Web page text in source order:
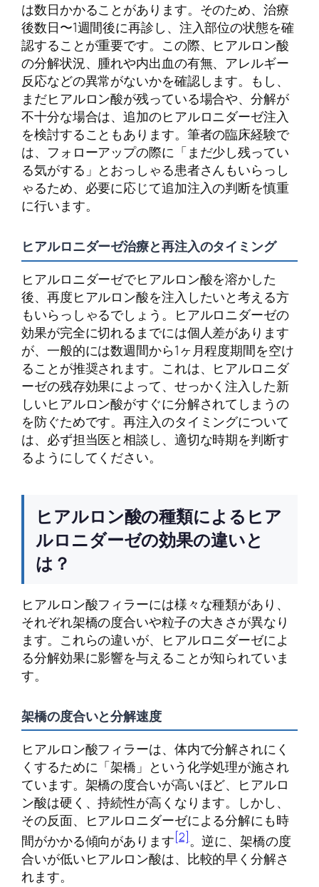
は数日かかることがあります。そのため、治療
後数日〜1週間後に再診し、注入部位の状態を確
認することが重要です。この際、ヒアルロン酸
の分解状況、腫れや内出血の有無、アレルギー
反応などの異常がないかを確認します。もし、
まだヒアルロン酸が残っている場合や、分解が
不十分な場合は、追加のヒアルロニダーゼ注入
を検討することもあります。筆者の臨床経験で
は、フォローアップの際に「まだ少し残ってい
る気がする」とおっしゃる患者さんもいらっし
ゃるため、必要に応じて追加注入の判断を慎重
に行います。
ヒアルロニダーゼ治療と再注入のタイミング
ヒアルロニダーゼでヒアルロン酸を溶かした
後、再度ヒアルロン酸を注入したいと考える方
もいらっしゃるでしょう。ヒアルロニダーゼの
効果が完全に切れるまでには個人差があります
が、一般的には数週間から1ヶ月程度期間を空け
ることが推奨されます。これは、ヒアルロニダ
ーゼの残存効果によって、せっかく注入した新
しいヒアルロン酸がすぐに分解されてしまうの
を防ぐためです。再注入のタイミングについて
は、必ず担当医と相談し、適切な時期を判断す
るようにしてください。
ヒアルロン酸の種類によるヒア
ルロニダーゼの効果の違いと
は？
ヒアルロン酸フィラーには様々な種類があり、
それぞれ架橋の度合いや粒子の大きさが異なり
ます。これらの違いが、ヒアルロニダーゼによ
る分解効果に影響を与えることが知られていま
す。
架橋の度合いと分解速度
ヒアルロン酸フィラーは、体内で分解されにく
くするために「架橋」という化学処理が施され
ています。架橋の度合いが高いほど、ヒアルロ
ン酸は硬く、持続性が高くなります。しかし、
その反面、ヒアルロニダーゼによる分解にも時
間がかかる傾向があります[2]。逆に、架橋の度
合いが低いヒアルロン酸は、比較的早く分解さ
れます。